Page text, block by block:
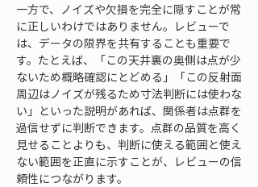
一方で、ノイズや欠損を完全に隠すことが常
に正しいわけではありません。レビューで
は、データの限界を共有することも重要で
す。たとえば、「この天井裏の奥側は点が少
ないため概略確認にとどめる」「この反射面
周辺はノイズが残るため寸法判断には使わな
い」といった説明があれば、関係者は点群を
過信せずに判断できます。点群の品質を高く
見せることよりも、判断に使える範囲と使え
ない範囲を正直に示すことが、レビューの信
頼性につながります。